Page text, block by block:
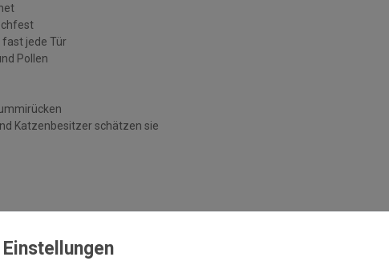
jede Tür
Pollen
Katzenbesitzer schätzen sie